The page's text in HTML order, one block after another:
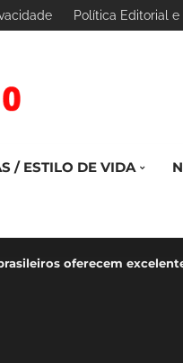
Política Editorial e
/ ESTILO DE VIDA
oferecem